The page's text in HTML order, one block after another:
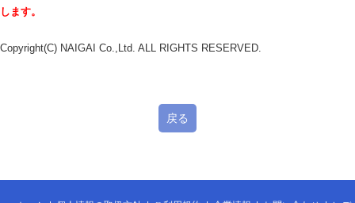
します。
Copyright(C) NAIGAI Co.,Ltd. ALL RIGHTS RESERVED.
戻る